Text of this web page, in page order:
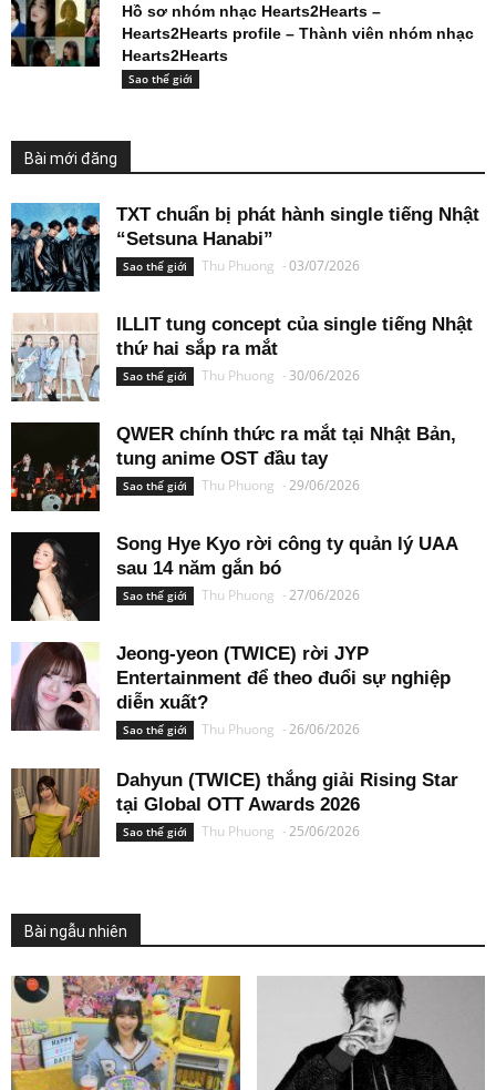
Hồ sơ nhóm nhạc Hearts2Hearts –
Hearts2Hearts profile – Thành viên nhóm nhạc
Hearts2Hearts
Sao thế giới
Bài mới đăng
TXT chuẩn bị phát hành single tiếng Nhật
“Setsuna Hanabi”
Sao thế giới Thu Phuong -03/07/2026
ILLIT tung concept của single tiếng Nhật
thứ hai sắp ra mắt
Sao thế giới Thu Phuong - 30/06/2026
QWER chính thức ra mắt tại Nhật Bản,
tung anime OST đầu tay
Sao thế giới Thu Phuong -29/06/2026
Song Hye Kyo rời công ty quản lý UAA
sau 14 năm gắn bó
Sao thế giới Thu Phuong -27/06/2026
Jeong-yeon (TWICE) rời JYP
Entertainment để theo đuổi sự nghiệp
diễn xuất?
Sao thế giới Thu Phuong -26/06/2026
Dahyun (TWICE) thắng giải Rising Star
tại Global OTT Awards 2026
Sao thế giới Thu Phuong -25/06/2026
Bài ngẫu nhiên